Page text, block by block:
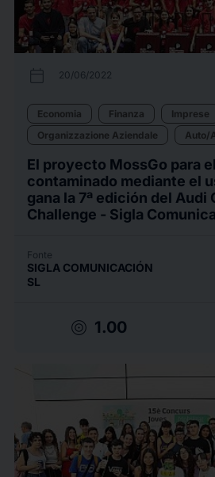
calendar_today 20/06/2022
Economia Finanza Imprese
Organizzazione Aziendale
Auto/
El proyecto MossGo para
contaminado mediante el
gana la 7ª edición del Audi
Challenge - Sigla
Fonte
SIGLA COMUNICACIÓN
SL
target 1.00